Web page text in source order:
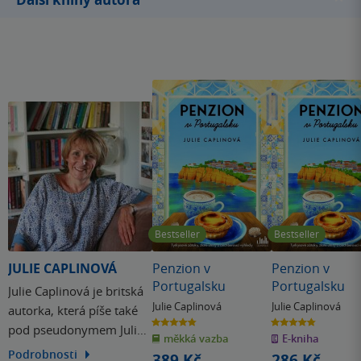
JULIE CAPLINOVÁ
Julie Caplinová je britská
autorka, která píše také
pod pseudonymem Julie
Wake a proslula sérií
Podrobnosti
Bestseller
Penzion v
Portugalsku
Julie Caplinová
4.8
z
5
hvězdiček
měkká vazba
Bestseller
Penzion v
Portugalsku
Julie Caplinová
4.8
z
5
hvězdiček
E-kniha